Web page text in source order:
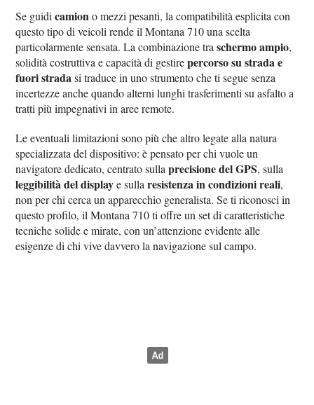
Se guidicamiono mezzi pesanti, la compatibilità esplicita con
questo tipo di veicoli rende il Montana 710 una scelta
particolarmente sensata. La combinazione traschermo ampio,
solidità costruttiva e capacità di gestirepercorso su strada e
fuori stradasi traduce in uno strumento che ti segue senza
incertezze anche quando alterni lunghi trasferimenti su asfalto a
tratti più impegnativi in aree remote.
Le eventuali limitazioni sono più che altro legate alla natura
specializzata del dispositivo: è pensato per chi vuole un
navigatore dedicato, centrato sullaprecisione del GPS, sulla
leggibilità del displaye sullaresistenza in condizioni reali,
non per chi cerca un apparecchio generalista. Se ti riconosci in
questo profilo, il Montana 710 ti offre un set di caratteristiche
tecniche solide e mirate, con un’attenzione evidente alle
esigenze di chi vive davvero la navigazione sul campo.